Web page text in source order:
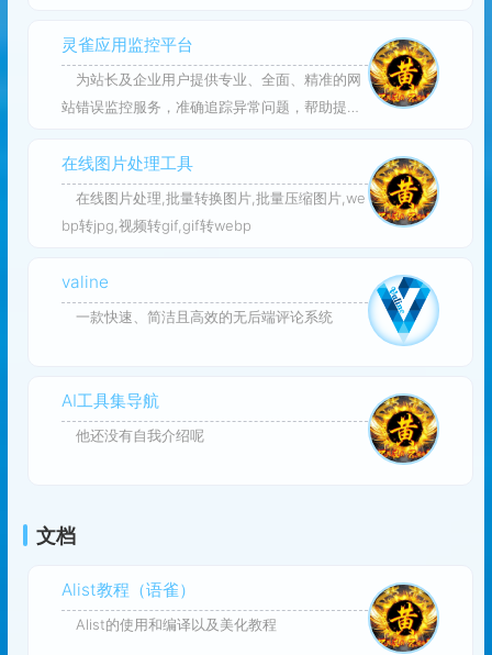
灵雀应用监控平台
为站长及企业用户提供专业、全面、精准的网
站错误监控服务，准确追踪异常问题，帮助提升
在线图片处理工具
在线图片处理,批量转换图片,批量压缩图片,we
bp转jpg,视频转gif,gif转webp
valine
一款快速、简洁且高效的无后端评论系统
AI工具集导航
他还没有自我介绍呢
文档
Alist教程（语雀）
Alist的使用和编译以及美化教程